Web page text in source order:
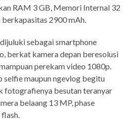
RAM 3 GB, Memori Internal 32
2900 mAh.
sebagai smartphone
berkat kamera depan beresolusi
perekam video 1080p.
selfie maupun ngevlog begitu
fotografienya besutan teranyar
belaang 13 MP, phase